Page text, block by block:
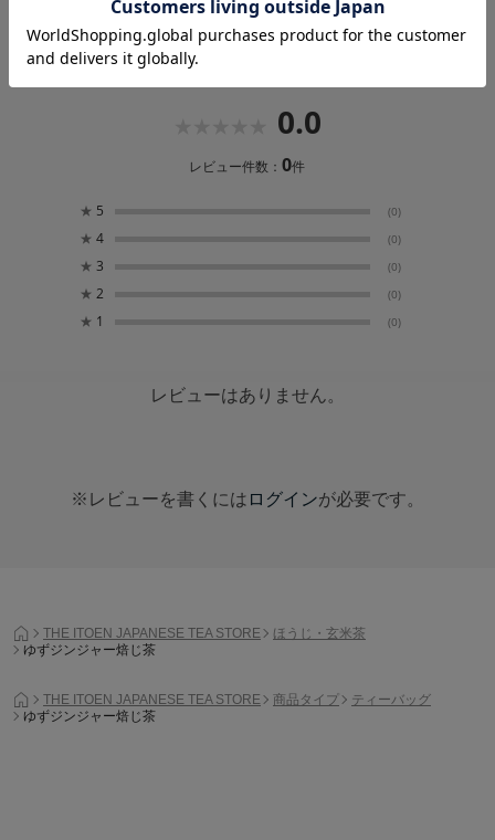
レビュー
0.0
レビュー件数：0件
★ 5 (0)
★ 4 (0)
★ 3 (0)
★ 2 (0)
★ 1 (0)
レビューはありません。
※レビューを書くには ログインが必要です。
THE ITOEN JAPANESE TEA STORE
ほうじ・玄米茶
ゆずジンジャー焙じ茶
THE ITOEN JAPANESE TEA STORE 商品タイプ
ティーバッグ
ゆずジンジャー焙じ茶